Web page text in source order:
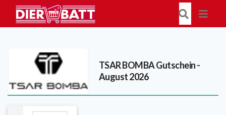
TSAR BOMBAGutschein -
August 2026